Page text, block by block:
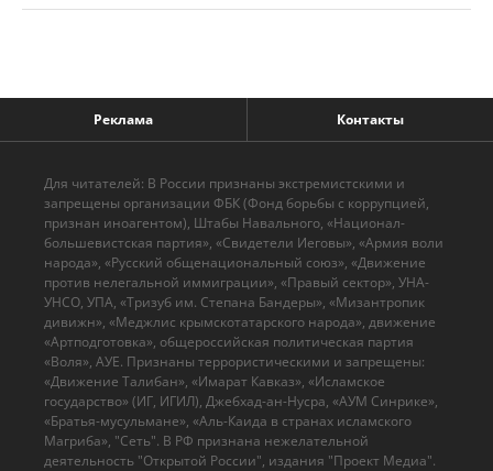
Реклама Контакты
Для читателей: В России признаны экстремистскими и
запрещены организации ФБК (Фонд борьбы с коррупцией,
признан иноагентом), Штабы Навального, «Национал-
большевистская партия», «Свидетели Иеговы», «Армия воли
народа», «Русский общенациональный союз», «Движение
против нелегальной иммиграции», «Правый сектор», УНА-
УНСО, УПА, «Тризуб им. Степана Бандеры», «Мизантропик
дивижн», «Меджлис крымскотатарского народа», движение
«Артподготовка», общероссийская политическая партия
«Воля», АУЕ. Признаны террористическими и запрещены:
«Движение Талибан», «Имарат Кавказ», «Исламское
государство» (ИГ, ИГИЛ), Джебхад-ан-Нусра, «АУМ Синрике»,
«Братья-мусульмане», «Аль-Каида в странах исламского
Магриба», "Сеть". В РФ признана нежелательной
деятельность "Открытой России", издания "Проект Медиа".